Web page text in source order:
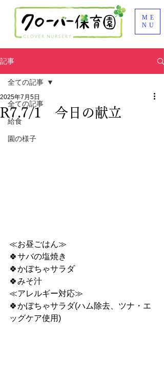
ME
NU
記事
全ての記事
給食
園の様子
全ての記事
R7.7/1 今日の献立
2025年7月5日
≪お昼ごはん≫
🍀サバの塩焼き
🍀かぼちゃサラダ
🍀みそ汁
≪アレルギー対応≫
🍀かぼちゃサラダ(ハム除去、ツナ・エ
ッグケア使用)